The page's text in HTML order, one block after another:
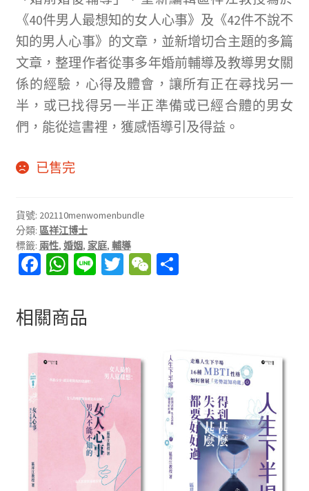
《40件男人最想知的女人心事》及《42件不說不
知的男人心事》的文章，並新增切合主題的多篇
文章，整理作者從事多年婚前輔導及教導男女關
係的經驗，心得及體會，讓所有正在尋找另一
半，或已找得另一半正準備或已經合體的男女
們，能從這書裡，獲感悟導引及得益。
已售完
貨號: 202110menwomenbundle
分類: 區祥江博士
標籤: 兩性, 婚姻, 家庭, 輔導
Fa
b
o
o
k
W
at
sA
p
p
Li T W
at
分
相關商品